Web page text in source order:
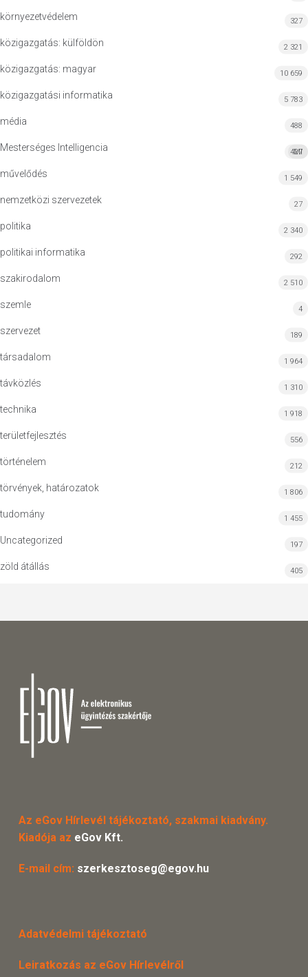
környezetvédelem 327
közigazgatás: külföldön 2 321
közigazgatás: magyar 10 659
közigazgatási informatika 5 783
média 488
Mesterséges Intelligencia MI
427
művelődés 1 549
nemzetközi szervezetek 27
politika 2 340
politikai informatika 292
szakirodalom 2 510
szemle 4
szervezet 189
társadalom 1 964
távközlés 1 310
technika 1 918
területfejlesztés 556
történelem 212
törvények, határozatok 1 806
tudomány 1 455
Uncategorized 197
zöld átállás 405
Az eGov Hírlevél tájékoztató, szakmai kiadvány.
Kiadója az eGov Kft.
E-mail cím: szerkesztoseg@egov.hu
Adatvédelmi tájékoztató
Leiratkozás az eGov Hírlevélről